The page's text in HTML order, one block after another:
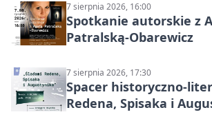
7 sierpnia 2026, 16:00
Spotkanie autorskie z
Patralską-Obarewicz
7 sierpnia 2026, 17:30
Spacer historyczno-
Redena, Spisaka i